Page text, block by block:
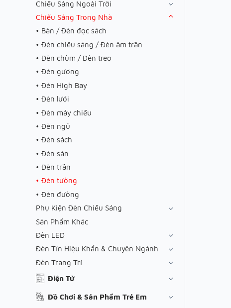
Chiếu Sáng Ngoài Trời
Chiếu Sáng Trong Nhà
Bàn / Đèn đọc sách
Đèn chiếu sáng / Đèn âm trần
Đèn chùm / Đèn treo
Đèn gương
Đèn High Bay
Đèn lưới
Đèn máy chiếu
Đèn ngủ
Đèn sách
Đèn sàn
Đèn trần
Đèn tường
Đèn đường
Phụ Kiện Đèn Chiếu Sáng
Sản Phẩm Khác
Đèn LED
Đèn Tín Hiệu Khẩn & Chuyên Ngành
Đèn Trang Trí
Điện Tử
Đồ Chơi & Sản Phẩm Trẻ Em